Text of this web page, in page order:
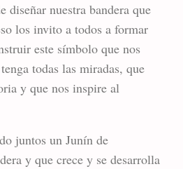
diseñar nuestra bandera que
los invito a todos a formar
este símbolo que nos
todas las miradas, que
y que nos inspire al
juntos un Junín de
y que crece y se desarrolla